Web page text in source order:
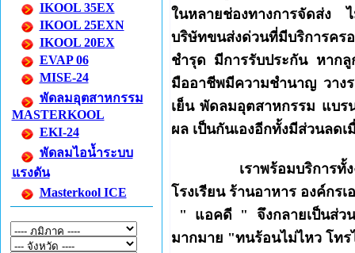
IKOOL 35EX
IKOOL 25EXN
IKOOL 20EX
EVAP 06
MISE-24
พัดลมอุตสาหกรรม
MASTERKOOL
EKI-24
พัดลมไอน้ำระบบ
แรงดัน
Masterkool ICE
ในหลายช่องทางการจัดส่ง
บริษัทขนส่งด่วนที่มีบริการคร
ชำรุด มีการรับประกัน หากลู
มืออาชีพมีความชำนาญ วา
เย็น พัดลมอุตสาหกรรม แบร
ผล เป็นกันเองอีกทั้งมีส่วนลด
เราพร้อมบริการทั้งงานเ
โรงเรียน ร้านอาหาร องค์กร
" แอคดี " จึงกลายเป็นส่วน
มากมาย "ทนร้อนไม่ไหว โทร